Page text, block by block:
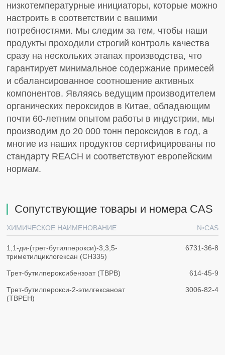
низкотемпературные инициаторы, которые можно
настроить в соответствии с вашими
потребностями. Мы следим за тем, чтобы наши
продукты проходили строгий контроль качества
сразу на нескольких этапах производства, что
гарантирует минимальное содержание примесей
и сбалансированное соотношение активных
компонентов. Являясь ведущим производителем
органических пероксидов в Китае, обладающим
почти 60-летним опытом работы в индустрии, мы
производим до 20 000 тонн пероксидов в год, а
многие из наших продуктов сертифицированы по
стандарту REACH и соответствуют европейским
нормам.
Сопутствующие товары и номера CAS
ХИМИЧЕСКОЕ НАИМЕНОВАНИЕ №CAS
1,1-ди-(трет-бутилперокси)-3,3,5-
триметилциклогексан (CH335)
6731-36-8
Трет-бутилпероксибензоат (TBPB) 614-45-9
Трет-бутилперокси-2-этилгексаноат
(TBPEH)
3006-82-4